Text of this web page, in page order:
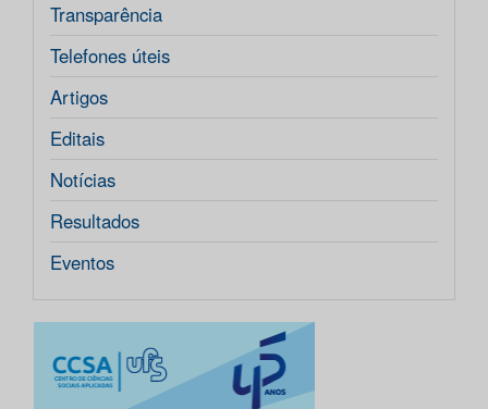
Transparência
Telefones úteis
Artigos
Editais
Notícias
Resultados
Eventos